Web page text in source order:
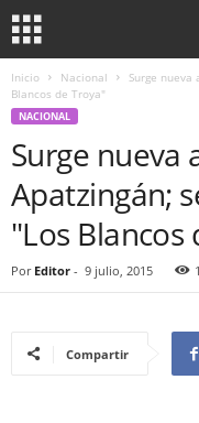
Inicio Nacional
Surge
Blancos de Troya"
NACIONAL
Surge nueva
Apatzingán;
"Los Blancos
Por Editor - 9 julio, 2015
Compartir